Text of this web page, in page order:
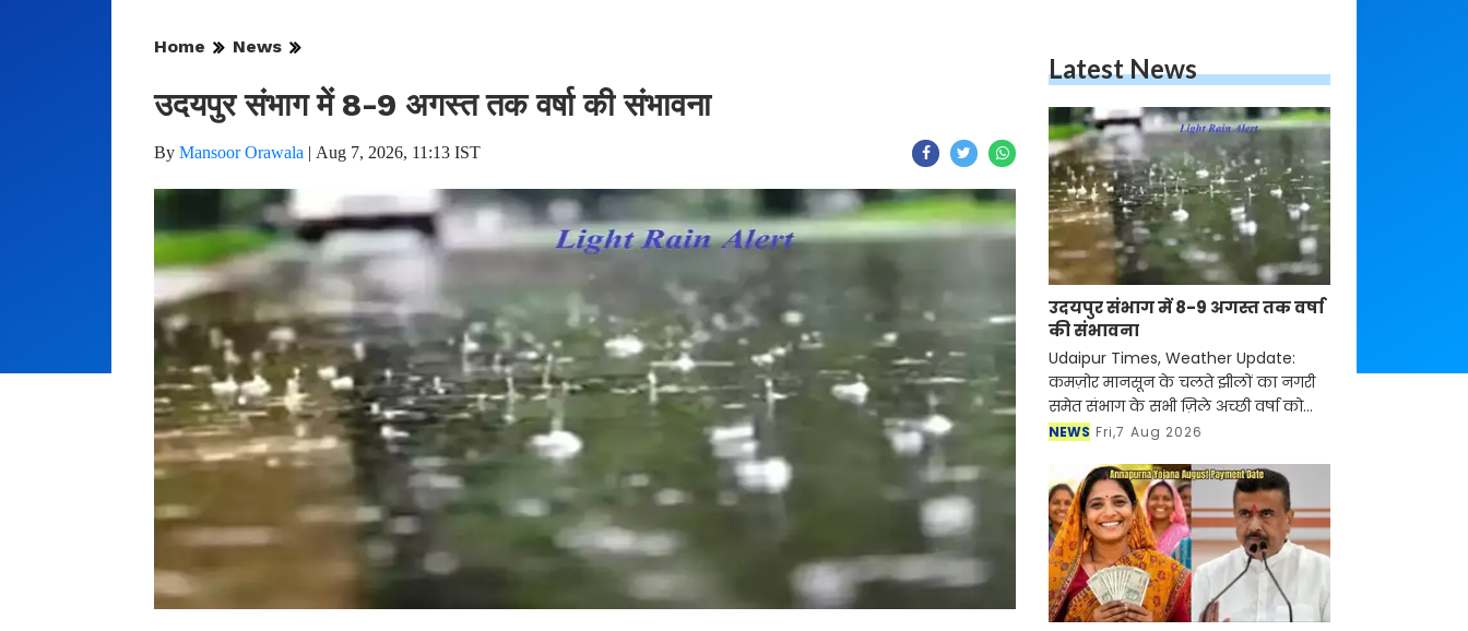
Home News
उदयपुर संभाग में 8-9 अगस्त तक वर्षा की संभावना
By Mansoor Orawala | Aug 7, 2026, 11:13 IST
Latest News
उदयपुर संभाग में 8-9 अगस्त तक वर्षा
की संभावना
Udaipur Times, Weather Update:
कमज़ोर मानसून के चलते झीलों का नगरी
समेत संभाग के सभी ज़िले अच्छी वर्षा को
तरस रहे है। जुलाई माह बीत जाने के बाद भी
की आवक हुई। मौस
NEWS Fri,7 Aug 2026